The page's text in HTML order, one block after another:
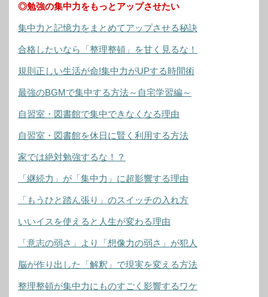
◎勉強の集中力をもっとアップさせたい
集中力と記憶力をまとめてアップさせる秘訣
合格したいなら「整理整頓」を甘く見るな！
規則正しい生活が命!集中力がUPする時間術
最強のBGMで集中する方法～自宅学習編～
自習室・図書館で集中できなくなる理由
自習室・図書館を休日に賢く利用する方法
家では絶対勉強するな！？
「継続力」が「集中力」に超影響する理由
「もうひと踏ん張り」のスイッチの入れ方
いいイスを使えると人生が変わる理由
「意志の弱さ」より「想像力の弱さ」が犯人
脳が作り出した「解釈」で現実を変える方法
整理整頓が集中力にものすごく影響するワケ